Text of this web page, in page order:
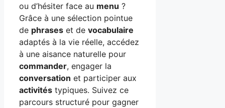
ou d’hésiter face au menu ?
Grâce à une sélection pointue
de phrases et de vocabulaire
adaptés à la vie réelle, accédez
à une aisance naturelle pour
commander, engager la
conversation et participer aux
activités typiques. Suivez ce
parcours structuré pour gagner